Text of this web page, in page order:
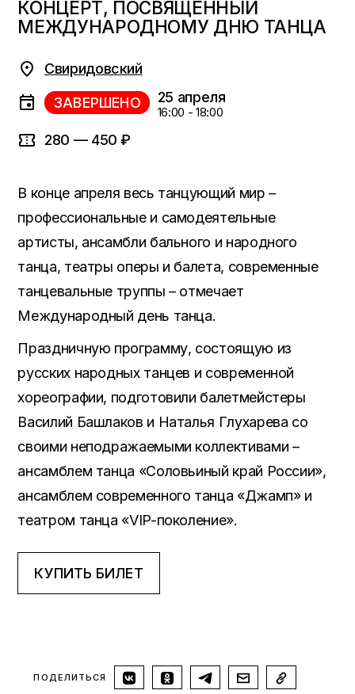
КОНЦЕРТ, ПОСВЯЩЕННЫЙ
МЕЖДУНАРОДНОМУ ДНЮ ТАНЦА
Свиридовский
ЗАВЕРШЕНО 25 апреля
16:00 - 18:00
280 — 450 ₽
В конце апреля весь танцующий мир –
профессиональные и самодеятельные
артисты, ансамбли бального и народного
танца, театры оперы и балета, современные
танцевальные труппы – отмечает
Международный день танца.
Праздничную программу, состоящую из
русских народных танцев и современной
хореографии, подготовили балетмейстеры
Василий Башлаков и Наталья Глухарева со
своими неподражаемыми коллективами –
ансамблем танца «Соловьиный край России»,
ансамблем современного танца «Джамп» и
театром танца «VIP-поколение».
КУПИТЬ БИЛЕТ
ПОДЕЛИТЬСЯ